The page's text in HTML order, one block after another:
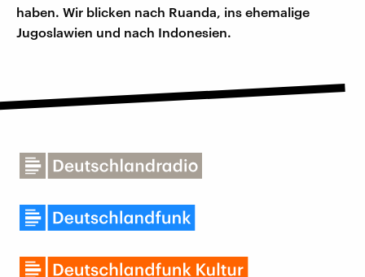
haben. Wir blicken nach Ruanda, ins ehemalige
Jugoslawien und nach Indonesien.